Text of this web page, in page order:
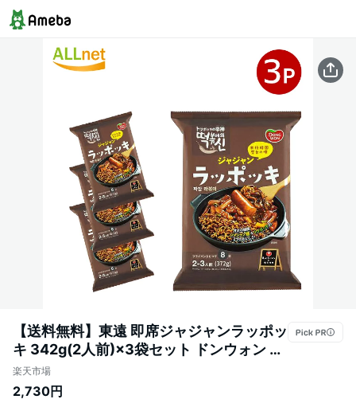
【送料無料】東遠 即席ジャジャンラッポッ
キ 342g(2人前)×3袋セット ドンウォン ト
ッポキ おやつ 辛い 韓国料理 東遠ジャパン
らっぽっき 東遠 屋台風即席ラッポッキ ラ
楽天市場
2,730円